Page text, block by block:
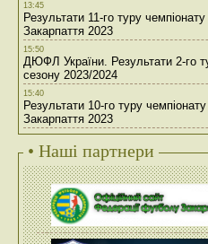
13:45
Результати 11-го туру чемпіонату
Закарпаття 2023
15:50
ДЮФЛ України. Результати 2-го
сезону 2023/2024
15:40
Результати 10-го туру чемпіонату
Закарпаття 2023
• Наші партнери